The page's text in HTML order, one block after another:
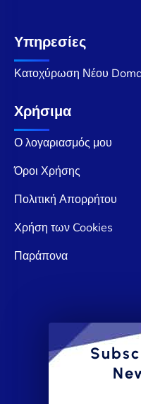
Υπηρεσίες
Κατοχύρωση Νέου
Χρήσιμα
Ο λογαριασμός μου
Όροι Χρήσης
Πολιτική Απορρήτου
Χρήση των Cookies
Παράπονα